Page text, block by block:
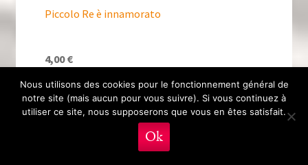
Piccolo Re è innamorato
4,00€
Ajouter au panier
Nous utilisons des cookies pour le fonctionnement général de
notre site (mais aucun pour vous suivre). Si vous continuez à
utiliser ce site, nous supposerons que vous en êtes satisfait.
Ok